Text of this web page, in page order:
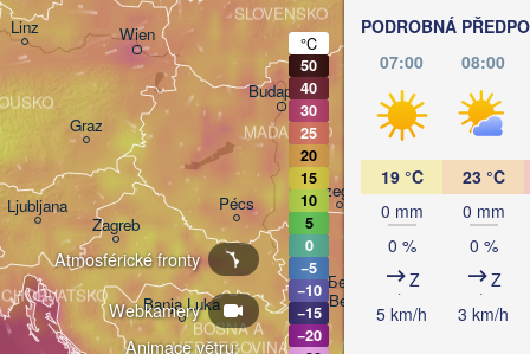
PODROBNÁ
07:00
08:00
19 °C
0 mm
0 %
Z
5 km/h
23 °C
0 mm
0 %
Z
3 km/h
Animace větru:
Webkamery
Atmosférické fronty
Wien
Budapest
Београд
(Beograd)
Zagreb
Linz
Debrecen
Ljubljana
Szeged
Banja Luka
Pécs
Graz MAĎARSKO
CHORVATSKO
BOSNA A
HERCEGOVINA
SLOVENSKO
°C
50
40
30
25
20
15
10
5
0
−5
−10
−15
−20